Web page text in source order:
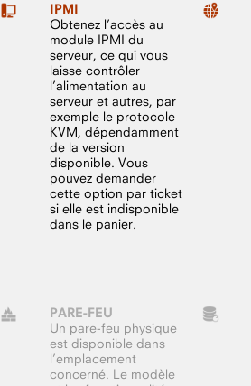
IPMI
Obtenez l’accès au
module IPMI du
serveur, ce qui vous
laisse contrôler
l’alimentation au
serveur et autres, par
exemple le protocole
KVM, dépendamment
de la version
disponible. Vous
pouvez demander
cette option par ticket
si elle est indisponible
dans le panier.
PARE-FEU
Un pare-feu physique
est disponible dans
l’emplacement
concerné. Le modèle